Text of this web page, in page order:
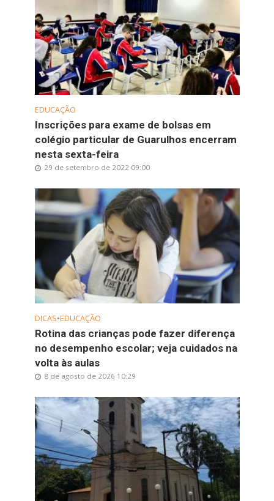
EDUCAÇÃO
Inscrições para exame de bolsas em
colégio particular de Guarulhos encerram
nesta sexta-feira
29 de setembro de 2022 09:00
DICAS•EDUCAÇÃO
Rotina das crianças pode fazer diferença
no desempenho escolar; veja cuidados na
volta às aulas
8 de agosto de 2026 10:29